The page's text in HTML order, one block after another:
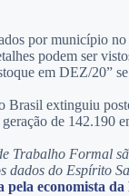
por município
podem ser
em DEZ/20”
Brasil extinguiu
de 142.190
Trabalho Formal
dados do Espírito
pela economista